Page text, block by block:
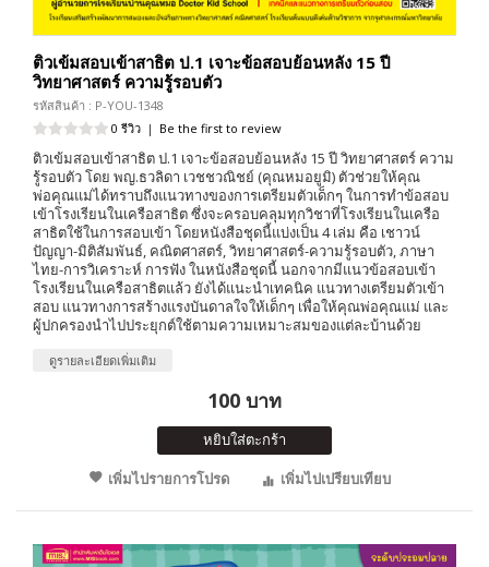
ติวเข้มสอบเข้าสาธิต ป.1 เจาะข้อสอบย้อนหลัง 15 ปี
วิทยาศาสตร์ ความรู้รอบตัว
รหัสสินค้า : P-YOU-1348
0 รีวิว | Be the first to review
ติวเข้มสอบเข้าสาธิต ป.1 เจาะข้อสอบย้อนหลัง 15 ปี วิทยาศาสตร์ ความ
รู้รอบตัว โดย พญ.ธวลิดา เวชชวณิชย์ (คุณหมอยูมิ) ตัวช่วยให้คุณ
พ่อคุณแม่ได้ทราบถึงแนวทางของการเตรียมตัวเด็กๆ ในการทำข้อสอบ
เข้าโรงเรียนในเครือสาธิต ซึ่งจะครอบคลุมทุกวิชาที่โรงเรียนในเครือ
สาธิตใช้ในการสอบเข้า โดยหนังสือชุดนี้แบ่งเป็น 4 เล่ม คือ เชาวน์
ปัญญา-มิติสัมพันธ์, คณิตศาสตร์, วิทยาศาสตร์-ความรู้รอบตัว, ภาษา
ไทย-การวิเคราะห์ การฟัง ในหนังสือชุดนี้ นอกจากมีแนวข้อสอบเข้า
โรงเรียนในเครือสาธิตแล้ว ยังได้แนะนำเทคนิค แนวทางเตรียมตัวเข้า
สอบ แนวทางการสร้างแรงบันดาลใจให้เด็กๆ เพื่อให้คุณพ่อคุณแม่ และ
ผู้ปกครองนำไปประยุกต์ใช้ตามความเหมาะสมของแต่ละบ้านด้วย
ดูรายละเอียดเพิ่มเติม
100 บาท
หยิบใส่ตะกร้า
เพิ่มไปรายการโปรด
เพิ่มไปเปรียบเทียบ